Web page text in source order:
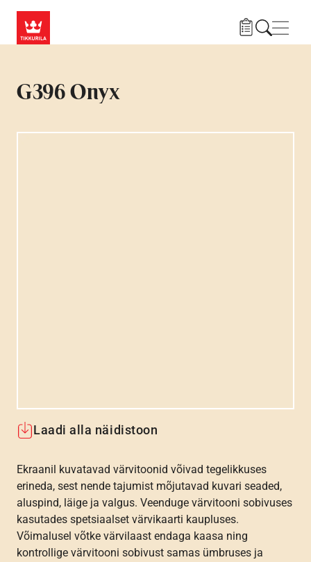
G396 Onyx
Laadi alla näidistoon
Ekraanil kuvatavad värvitoonid võivad tegelikkuses
erineda, sest nende tajumist mõjutavad kuvari seaded,
aluspind, läige ja valgus. Veenduge värvitooni sobivuses
kasutades spetsiaalset värvikaarti kaupluses.
Võimalusel võtke värvilaast endaga kaasa ning
kontrollige värvitooni sobivust samas ümbruses ja